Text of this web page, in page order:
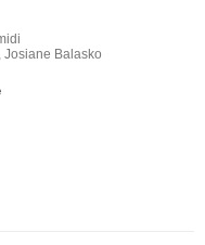
Josiane Balasko